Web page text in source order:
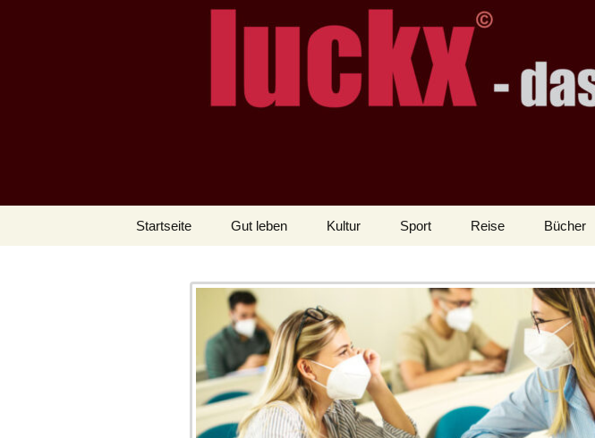
LUCKX
– das Magazin
Startseite Gut leben Kultur Sport Reise Bücher